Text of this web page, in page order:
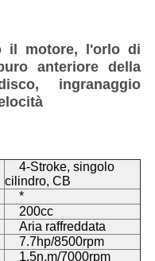
il motore, l'orlo di
anteriore della
ingranaggio
4-Stroke, singolo
cilindro, CB
*
200cc
Aria raffreddata
7.7hp/8500rpm
1.5n.m/7000rpm